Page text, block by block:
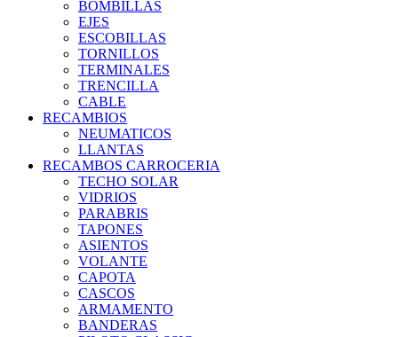
BOMBILLAS
EJES
ESCOBILLAS
TORNILLOS
TERMINALES
TRENCILLA
CABLE
RECAMBIOS
NEUMATICOS
LLANTAS
RECAMBOS CARROCERIA
TECHO SOLAR
VIDRIOS
PARABRIS
TAPONES
ASIENTOS
VOLANTE
CAPOTA
CASCOS
ARMAMENTO
BANDERAS